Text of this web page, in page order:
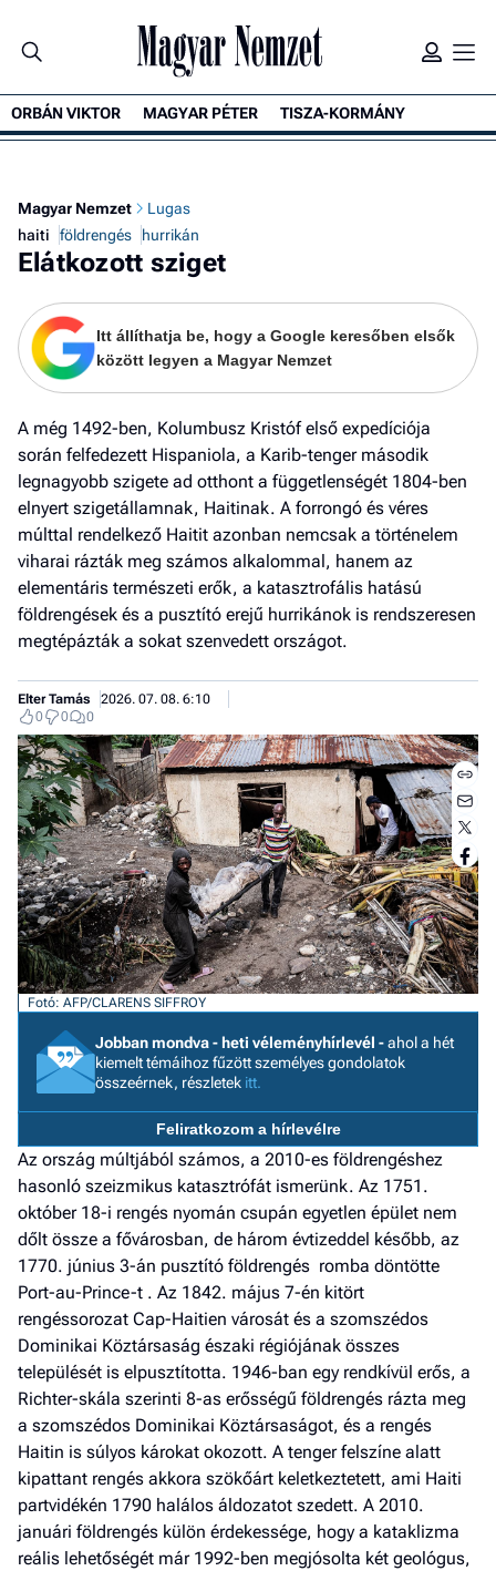
- heti
a
ORBÁN VIKTOR MAGYAR PÉTER TISZA-KORMÁNY
Magyar Nemzet
Lugas
haiti
földrengés hurrikán
Elátkozott sziget
Itt állíthatja be, hogy a Google keresőben elsők
között legyen a Magyar Nemzet
A még 1492-ben, Kolumbusz Kristóf első expedíciója
során felfedezett Hispaniola, a Karib-tenger második
legnagyobb szigete ad otthont a függetlenségét 1804-ben
elnyert szigetállamnak, Haitinak. A forrongó és véres
múlttal rendelkező Haitit azonban nemcsak a történelem
viharai rázták meg számos alkalommal, hanem az
elementáris természeti erők, a katasztrofális hatású
földrengések és a pusztító erejű hurrikánok is rendszeresen
megtépázták a sokat szenvedett országot.
Elter Tamás
2026. 07. 08. 6:10
0
0 0
Fotó: AFP/CLARENS SIFFROY
Jobban mondva - heti véleményhírlevél -ahol a hét
kiemelt témáihoz fűzött személyes gondolatok
összeérnek, részletek itt.
Feliratkozom a hírlevélre
Az ország múltjából számos, a 2010-es földrengéshez
hasonló szeizmikus katasztrófát ismerünk. Az 1751.
október 18-i rengés nyomán csupán egyetlen épület nem
dőlt össze a fővárosban, de három évtizeddel később, az
1770. június 3-án pusztító földrengés romba döntötte
Port-au-Prince-t . Az 1842. május 7-én kitört
rengéssorozat Cap-Haitien városát és a szomszédos
Dominikai Köztársaság északi régiójának összes
települését is elpusztította. 1946-ban egy rendkívül erős, a
Richter-skála szerinti 8-as erősségű földrengés rázta meg
a szomszédos Dominikai Köztársaságot, és a rengés
Haitin is súlyos károkat okozott. A tenger felszíne alatt
kipattant rengés akkora szökőárt keletkeztetett, ami Haiti
partvidékén 1790 halálos áldozatot szedett. A 2010.
januári földrengés külön érdekessége, hogy a kataklizma
reális lehetőségét már 1992-ben megjósolta két geológus,